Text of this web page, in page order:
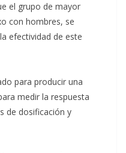
el grupo de mayor
con hombres, se
efectividad de este
para producir una
medir la respuesta
de dosificación y